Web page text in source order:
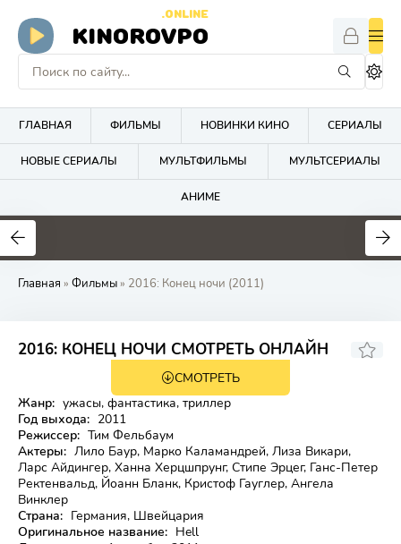
KINOROVPO
.ONLINE
ГЛАВНАЯ ФИЛЬМЫ НОВИНКИ КИНО СЕРИАЛЫ
НОВЫЕ СЕРИАЛЫ МУЛЬТФИЛЬМЫ МУЛЬТСЕРИАЛЫ
АНИМЕ
Главная » Фильмы» 2016: Конец ночи (2011)
2016: КОНЕЦ НОЧИ СМОТРЕТЬ ОНЛАЙН
5.4 5.8
СМОТРЕТЬ
Жанр: ужасы, фантастика, триллер
Год выхода: 2011
Режиссер: Тим Фельбаум
Актеры: Лило Баур, Марко Каламандрей, Лиза Викари,
Ларс Айдингер, Ханна Херцшпрунг, Стипе Эрцег, Ганс-Петер
Ректенвальд, Йоанн Бланк, Кристоф Гауглер, Ангела
Винклер
Страна: Германия, Швейцария
Оригинальное название: Hell